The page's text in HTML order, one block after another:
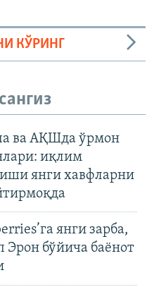
КЎРИНГ
ва АҚШда ўрмон
иқлим
янги хавфларни
янги зарба,
Эрон бўйича баёнот